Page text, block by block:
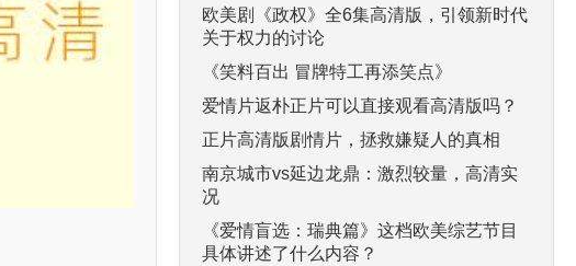
欧美剧《政权》全6集高清版，引领新时代
关于权力的讨论
《笑料百出 冒牌特工再添笑点》
爱情片返朴正片可以直接观看高清版吗？
正片高清版剧情片，拯救嫌疑人的真相
南京城市vs延边龙鼎：激烈较量，高清实
况
《爱情盲选：瑞典篇》这档欧美综艺节目
具体讲述了什么内容？